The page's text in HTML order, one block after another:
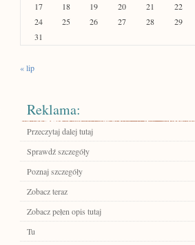
17
18 19 20 21 22
24
25 26 27 28 29
31
« lip
Reklama:
Przeczytaj dalej tutaj
Sprawdź szczegóły
Poznaj szczegóły
Zobacz teraz
Zobacz pełen opis tutaj
Tu